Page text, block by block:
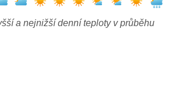
a nejnižší denní teploty v průběhu